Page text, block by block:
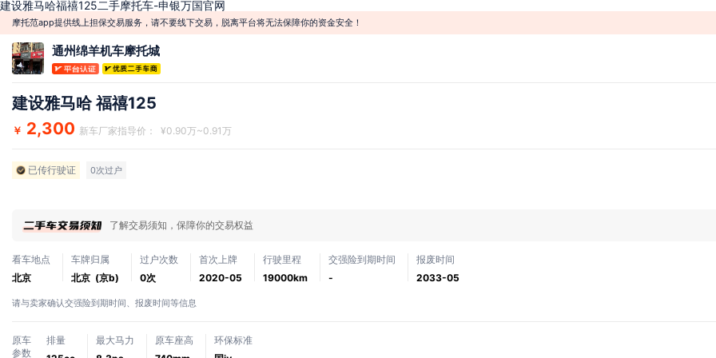
建设雅马哈福禧125二手摩托车-申银万国官网
摩托范app提供线上担保交易服务，请不要线下交易，脱离平台将无法保障你的资金安全！
通州绵羊机车摩托城
建设雅马哈 福禧125
￥ 2,300 新车厂家指导价： ¥0.90万~0.91万
已传行驶证 0次过户
了解交易须知，保障你的交易权益
看车地点
北京
车牌归属
北京 (京b)
过户次数
0次
首次上牌
2020-05
行驶里程
19000km
交强险到期时间
-
报废时间
2033-05
请与卖家确认交强险到期时间、报废时间等信息
原车
参数
排量
最大马力
原车座高
环保标准